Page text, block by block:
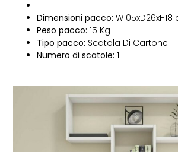
Dimensioni pacco:W105xD26xH18
Peso pacco:15 Kg
Tipo pacco: Scatola Di Cartone
Numero di scatole:1